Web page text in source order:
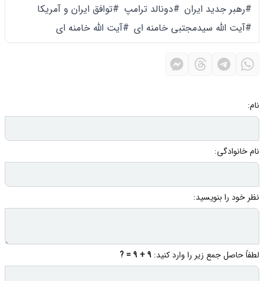
#رهبر جدید ایران #دونالد ترامپ #توافق ایران و آمریکا
#آیت الله سیدمجتبی خامنه ای #آیت الله خامنه ای
نام:
نام خانوادگی:
نظر خود را بنویسید:
لطفاً حاصل جمع زیر را وارد کنید: 9 + 9 = ?